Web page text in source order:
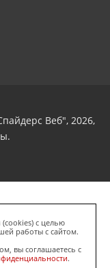
Веб", 2026,
с целью
работы с сайтом.
вы соглашаетесь с
.